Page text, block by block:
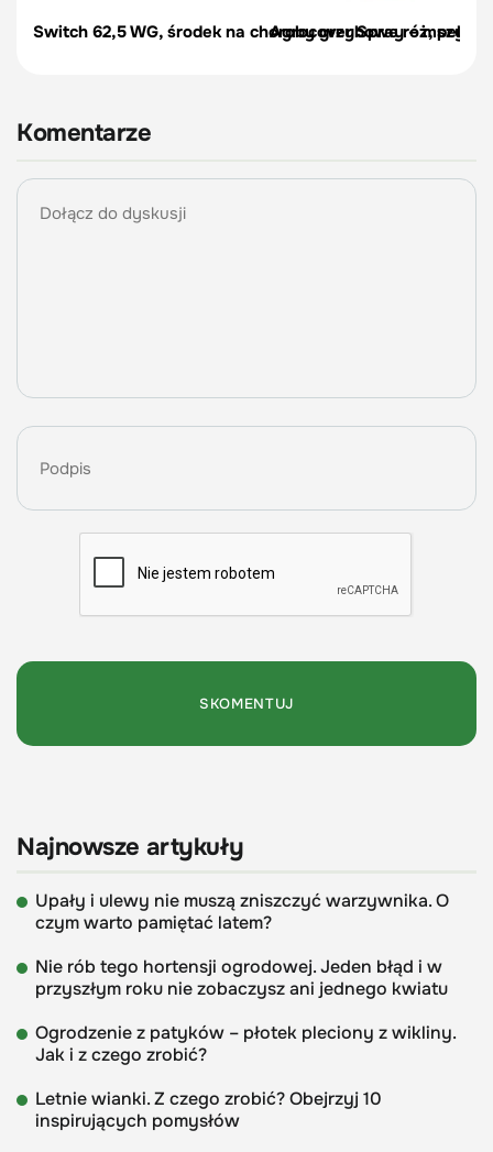
Switch 62,5 WG, środek na choroby grzybowe róż,
Agrocover Spray –
Komentarze
Najnowsze artykuły
Upały i ulewy nie muszą zniszczyć warzywnika. O
czym warto pamiętać latem?
Nie rób tego hortensji ogrodowej. Jeden błąd i w
przyszłym roku nie zobaczysz ani jednego kwiatu
Ogrodzenie z patyków – płotek pleciony z wikliny.
Jak i z czego zrobić?
Letnie wianki. Z czego zrobić? Obejrzyj 10
inspirujących pomysłów